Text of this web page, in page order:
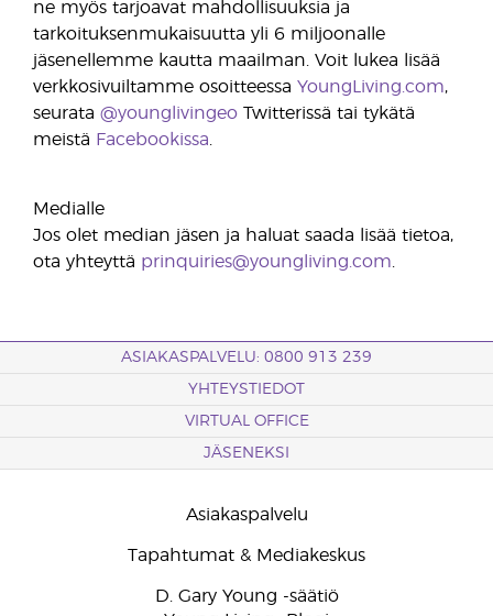
ne myös tarjoavat mahdollisuuksia ja
tarkoituksenmukaisuutta yli 6 miljoonalle
jäsenellemme kautta maailman. Voit lukea lisää
verkkosivuiltamme osoitteessa YoungLiving.com,
seurata @younglivingeo Twitterissä tai tykätä
meistä Facebookissa
Medialle
Jos olet median jäsen ja haluat saada lisää tietoa,
ota yhteyttä prinquiries@youngliving.com
ASIAKASPALVELU: 0800 913 239
YHTEYSTIEDOT
VIRTUAL OFFICE
JÄSENEKSI
Asiakaspalvelu
Tapahtumat & Mediakeskus
D. Gary Young -säätiö